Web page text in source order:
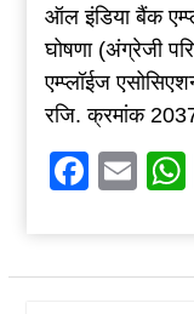
ऑल इंडिया बैंक
घोषणा (अंग्रेजी
एम्प्लॉईज
रजि. क्रमांक